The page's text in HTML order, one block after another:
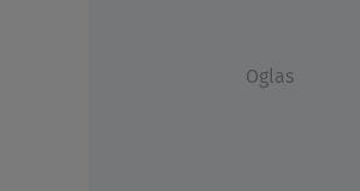
Oglas